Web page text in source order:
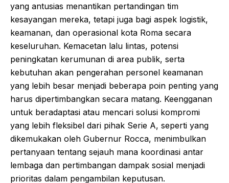
yang antusias menantikan pertandingan tim
kesayangan mereka, tetapi juga bagi aspek logistik,
keamanan, dan operasional kota Roma secara
keseluruhan. Kemacetan lalu lintas, potensi
peningkatan kerumunan di area publik, serta
kebutuhan akan pengerahan personel keamanan
yang lebih besar menjadi beberapa poin penting yang
harus dipertimbangkan secara matang. Keengganan
untuk beradaptasi atau mencari solusi kompromi
yang lebih fleksibel dari pihak Serie A, seperti yang
dikemukakan oleh Gubernur Rocca, menimbulkan
pertanyaan tentang sejauh mana koordinasi antar
lembaga dan pertimbangan dampak sosial menjadi
prioritas dalam pengambilan keputusan.